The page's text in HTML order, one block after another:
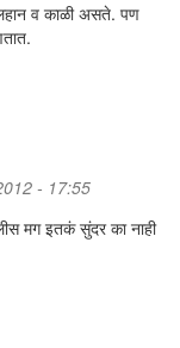
लहान व काळी असते. पण
- 17:55
मग इतकं सुंदर का नाही